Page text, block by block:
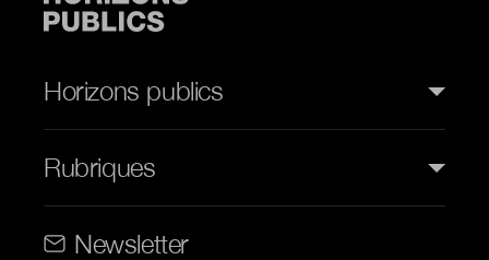
Horizons publics
Rubriques
Newsletter